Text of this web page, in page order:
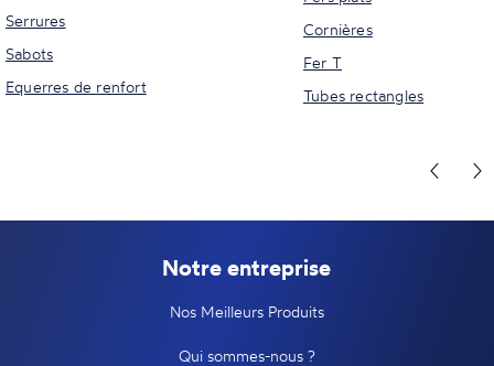
Serrures
Sabots
Equerres de renfort
Cornières
Fer T
Tubes rectangles
Notre entreprise
Nos Meilleurs Produits
Qui sommes-nous ?